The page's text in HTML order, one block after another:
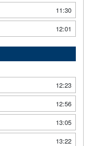
11:30
12:01
12:23
12:56
13:05
13:22